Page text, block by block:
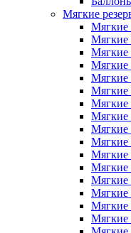
Мягкие
Мягкие
Мягкие
Мягкие
Мягкие
Мягкие
Мягкие
Мягкие
Мягкие
Мягкие
Мягкие
Мягкие
Мягкие
Мягкие
Мягкие
Мягкие
Мягкие